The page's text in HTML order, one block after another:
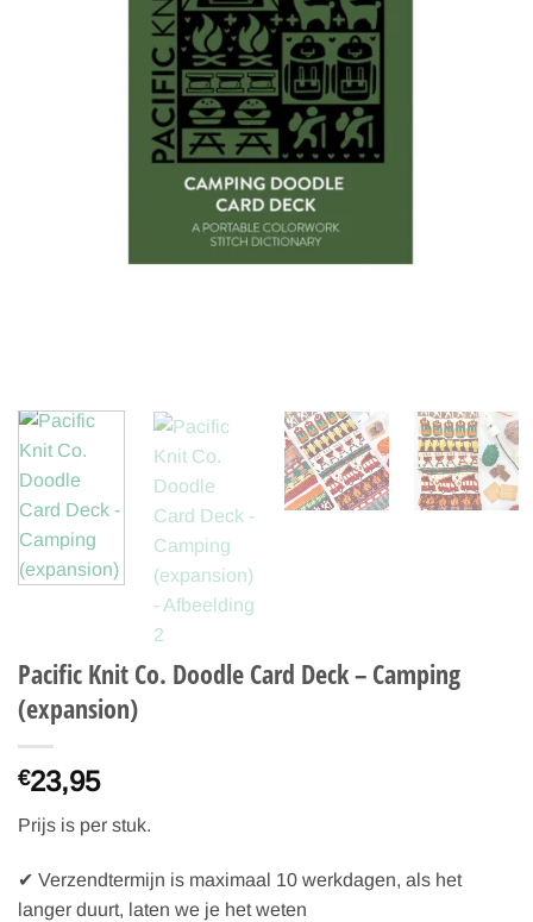
Pacific Knit Co. Doodle Card Deck – Camping
(expansion)
€23,95
Prijs is per stuk.
✔ Verzendtermijn is maximaal 10 werkdagen, als het
langer duurt, laten we je het weten